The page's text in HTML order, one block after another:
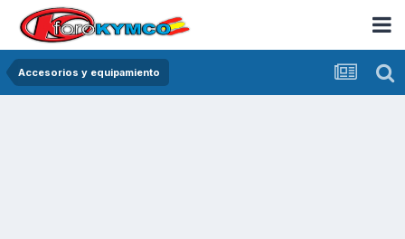
Accesorios y equipamiento